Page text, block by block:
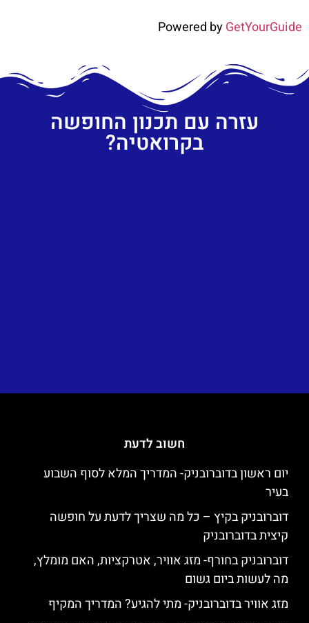
Powered byGetYourGuide
עזרה עם תכנון החופשה
בקרואטיה?
חשוב לדעת
יום ראשון בדוברובניק- המדריך המלא לסוף השבוע
בעיר
דוברובניק בקיץ – כל מה שצריך לדעת על חופשה
קיצית בדוברובניק
דוברובניק בחורף- מזג אוויר, אטרקציות, האם מומלץ,
מה לעשות ביום גשום
מזג אוויר בדוברובניק- מתי להגיע? המדריך המקיף